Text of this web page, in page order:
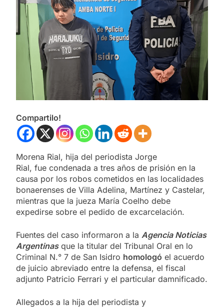
Compartilo!
Morena Rial, hija del periodista Jorge
Rial, fue condenada a tres años de prisión en la
causa por los robos cometidos en las localidades
bonaerenses de Villa Adelina, Martínez y Castelar,
mientras que la jueza María Coelho debe
expedirse sobre el pedido de excarcelación.
Fuentes del caso informaron a la Agencia Noticias
Argentinasque la titular del Tribunal Oral en lo
Criminal N.° 7 de San Isidro homologó el acuerdo
de juicio abreviado entre la defensa, el fiscal
adjunto Patricio Ferrari y el particular damnificado.
Allegados a la hija del periodista y